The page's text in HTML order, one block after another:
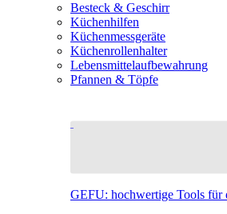
Besteck & Geschirr
Küchenhilfen
Küchenmessgeräte
Küchenrollenhalter
Lebensmittelaufbewahrung
Pfannen & Töpfe
GEFU: hochwertige Tools für